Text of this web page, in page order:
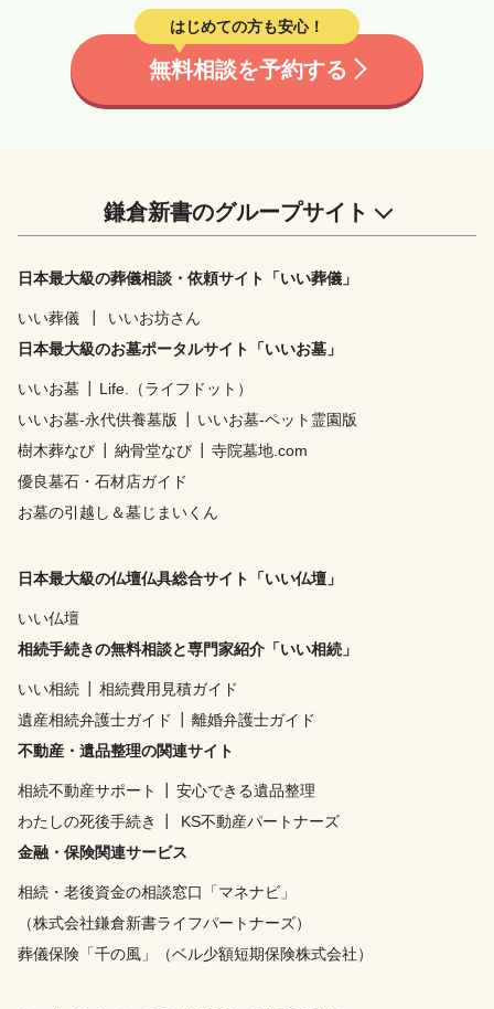
はじめての方も安心！
無料相談を予約する
鎌倉新書のグループサイト
日本最大級の葬儀相談・依頼サイト「いい葬儀」
いい葬儀
いいお坊さん
日本最大級のお墓ポータルサイト「いいお墓」
いいお墓
Life.（ライフドット）
いいお墓-永代供養墓版
いいお墓-ペット霊園版
樹木葬なび
納骨堂なび
寺院墓地.com
優良墓石・石材店ガイド
お墓の引越し＆墓じまいくん
日本最大級の仏壇仏具総合サイト「いい仏壇」
いい仏壇
相続手続きの無料相談と専門家紹介「いい相続」
いい相続
相続費用見積ガイド
遺産相続弁護士ガイド
離婚弁護士ガイド
不動産・遺品整理の関連サイト
相続不動産サポート
安心できる遺品整理
わたしの死後手続き
KS不動産パートナーズ
金融・保険関連サービス
相続・老後資金の相談窓口「マネナビ」
（株式会社鎌倉新書ライフパートナーズ）
葬儀保険「千の風」（ベル少額短期保険株式会社）